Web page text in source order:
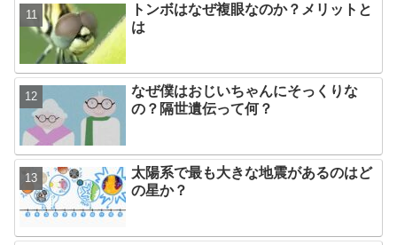
トンボはなぜ複眼なのか？メリットと
は
なぜ僕はおじいちゃんにそっくりな
の？隔世遺伝って何？
太陽系で最も大きな地震があるのはど
の星か？